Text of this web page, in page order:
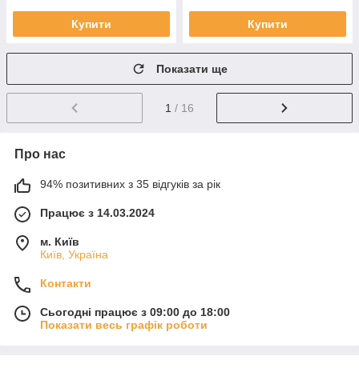
Купити Купити
Показати ще
1 / 16
Про нас
94% позитивних з 35 відгуків за рік
Працює з 14.03.2024
м. Київ
Київ, Україна
Контакти
Сьогодні працює з 09:00 до 18:00
Показати весь графік роботи